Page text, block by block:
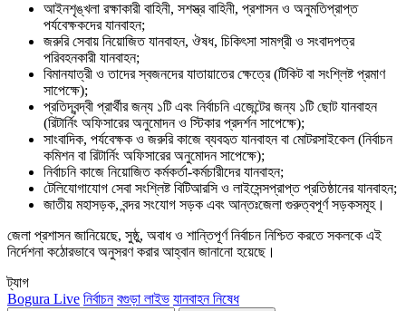
আইনশৃঙ্খলা রক্ষাকারী বাহিনী, সশস্ত্র বাহিনী, প্রশাসন ও অনুমতিপ্রাপ্ত
পর্যবেক্ষকদের যানবাহন;
জরুরি সেবায় নিয়োজিত যানবাহন, ঔষধ, চিকিৎসা সামগ্রী ও সংবাদপত্র
পরিবহনকারী যানবাহন;
বিমানযাত্রী ও তাদের স্বজনদের যাতায়াতের ক্ষেত্রে (টিকিট বা সংশ্লিষ্ট প্রমাণ
সাপেক্ষে);
প্রতিদ্বন্দ্বী প্রার্থীর জন্য ১টি এবং নির্বাচনি এজেন্টের জন্য ১টি ছোট যানবাহন
(রিটার্নিং অফিসারের অনুমোদন ও স্টিকার প্রদর্শন সাপেক্ষে);
সাংবাদিক, পর্যবেক্ষক ও জরুরি কাজে ব্যবহৃত যানবাহন বা মোটরসাইকেল (নির্বাচন
কমিশন বা রিটার্নিং অফিসারের অনুমোদন সাপেক্ষে);
নির্বাচনি কাজে নিয়োজিত কর্মকর্তা-কর্মচারীদের যানবাহন;
টেলিযোগাযোগ সেবা সংশ্লিষ্ট বিটিআরসি ও লাইসেন্সপ্রাপ্ত প্রতিষ্ঠানের যানবাহন;
জাতীয় মহাসড়ক, বন্দর সংযোগ সড়ক এবং আন্তঃজেলা গুরুত্বপূর্ণ সড়কসমূহ।
জেলা প্রশাসন জানিয়েছে, সুষ্ঠু, অবাধ ও শান্তিপূর্ণ নির্বাচন নিশ্চিত করতে সকলকে এই
নির্দেশনা কঠোরভাবে অনুসরণ করার আহ্বান জানানো হয়েছে।
ট্যাগ
Bogura Live নির্বাচন বগুড়া লাইভ যানবাহন নিষেধ